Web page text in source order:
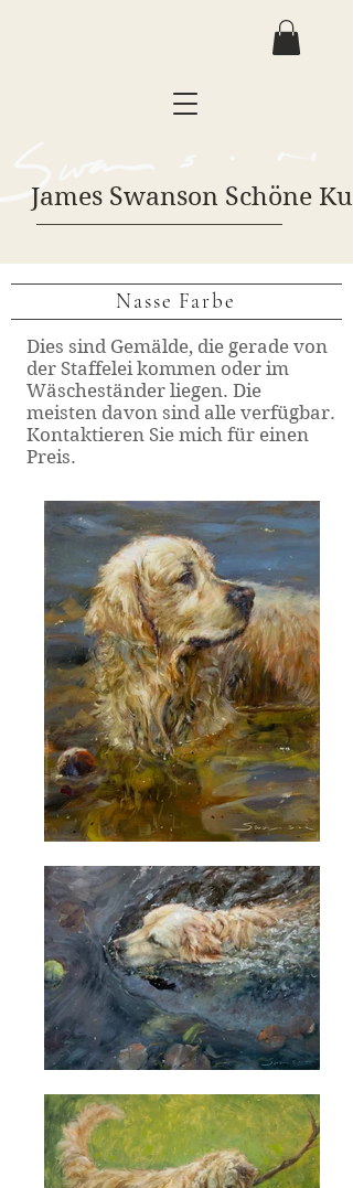
James Swanson Schöne
Nasse Farbe
Dies sind Gemälde, die gerade von
der Staffelei kommen oder im
Wäscheständer liegen. Die
meisten davon sind alle verfügbar.
Kontaktieren Sie mich für einen
Preis.